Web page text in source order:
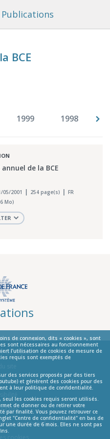
de connexion, dits « cookies », sont
sont nécessaires au fonctionnement
l’utilisation de cookies de mesure de
requis sont exemptés de
des services proposés par des tiers
et génèrent des cookies pour des
à leur politique de confidentialité.
seul les cookies requis seront utilisés.
de donner ou de retirer votre
par finalité. Vous pouvez retrouver ce
"Centre de confidentialité" en bas de
une durée de 6 mois. Elles ne sont pas
Publications
BCE
1999 1998
de la BCE
05/2001 254 page(s)
FR
Mo)
de France
personnelles